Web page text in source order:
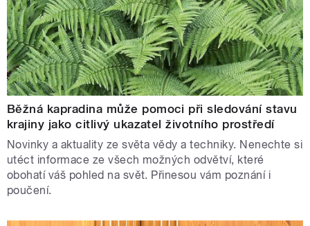
Běžná kapradina může pomoci při sledování stavu
krajiny jako citlivý ukazatel životního prostředí
Novinky a aktuality ze světa vědy a techniky. Nenechte si
utéct informace ze všech možných odvětví, které
obohatí váš pohled na svět. Přinesou vám poznání i
poučení.